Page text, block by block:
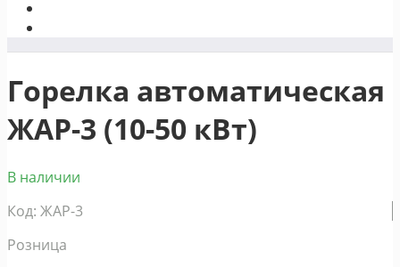
Горелка автоматическая
ЖАР-3 (10-50 кВт)
В наличии
Код: ЖАР-3
Розница